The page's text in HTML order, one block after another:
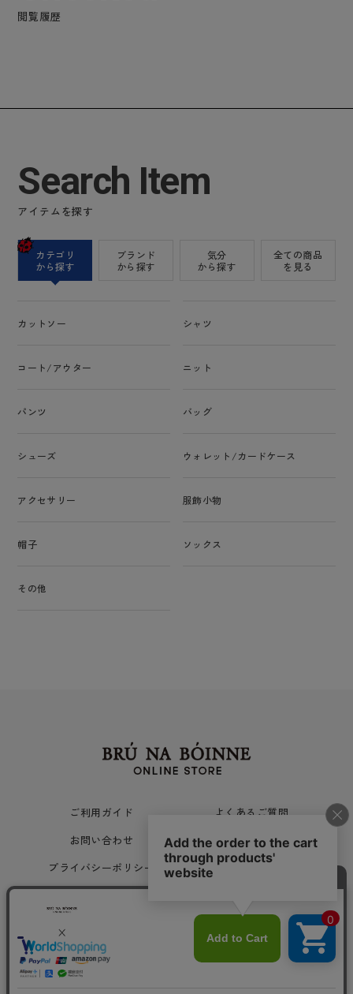
閲覧履歴
Search Item
アイテムを探す
カテゴリ
から探す
ブランド
から探す
気分
から探す
全ての商品
を見る
カットソー シャツ
コート/アウター ニット
パンツ バッグ
シューズ ウォレット/カードケース
アクセサリー 服飾小物
帽子 ソックス
その他
ご利用ガイド
よくあるご質問
お問い合わせ
ご利用規約
プライバシーポリシー
会社概要